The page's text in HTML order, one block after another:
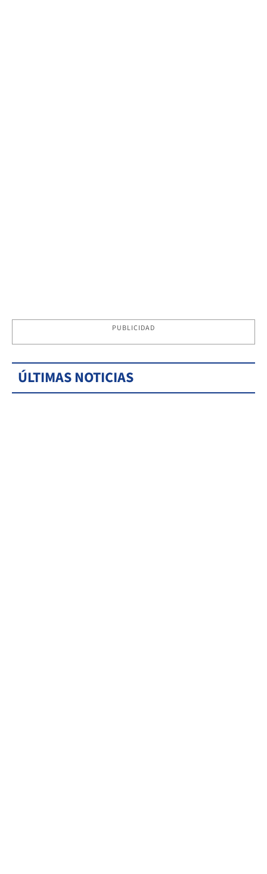
PUBLICIDAD
ÚLTIMAS NOTICIAS